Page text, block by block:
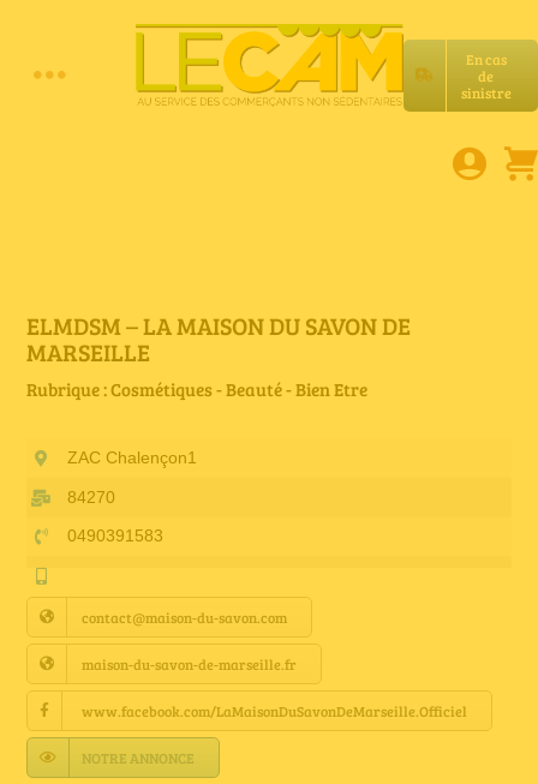
En cas
de
sinistre
Toggle
E-book
Services LeCam
Petites annonces
Annuaire Fournisseurs
Actualités
Contact
ELMDSM – LA MAISON DU SAVON DE
MARSEILLE
Rubrique : Cosmétiques - Beauté - Bien Etre
ZAC Chalençon1
84270
0490391583
contact@maison-du-savon.com
maison-du-savon-de-marseille.fr
www.facebook.com/LaMaisonDuSavonDeMarseille.Officiel
NOTRE ANNONCE